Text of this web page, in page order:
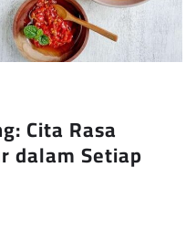
Cita Rasa
dalam Setiap